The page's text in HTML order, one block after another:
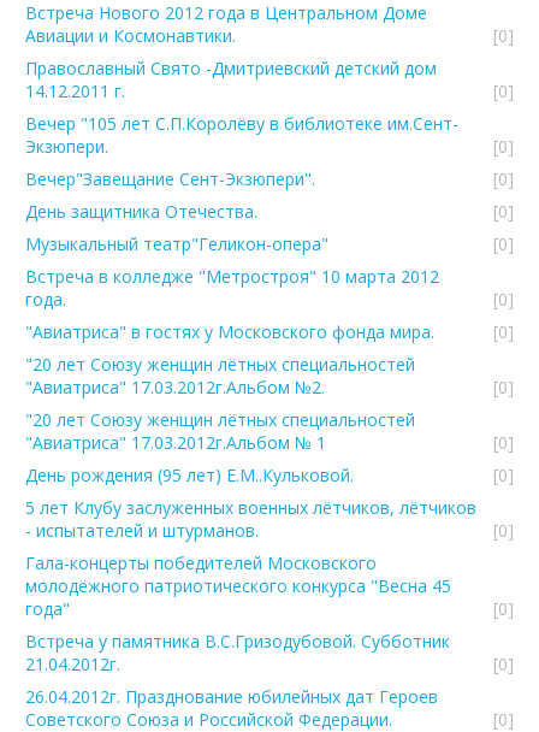
Встреча Нового 2012 года в Центральном Доме
Авиации и Космонавтики.
[0]
Православный Свято -Дмитриевский детский дом
14.12.2011 г.
[0]
Вечер "105 лет С.П.Королёву в библиотеке им.Сент-
Экзюпери.
[0]
Вечер"Завещание Сент-Экзюпери".
[0]
День защитника Отечества.
[0]
Музыкальный театр"Геликон-опера"
[0]
Встреча в колледже "Метростроя" 10 марта 2012
года.
[0]
"Авиатриса" в гостях у Московского фонда мира.
[0]
"20 лет Союзу женщин лётных специальностей
"Авиатриса" 17.03.2012г.Альбом №2.
[0]
"20 лет Союзу женщин лётных специальностей
"Авиатриса" 17.03.2012г.Альбом № 1
[0]
День рождения (95 лет) Е.М..Кульковой.
[0]
5 лет Клубу заслуженных военных лётчиков, лётчиков
- испытателей и штурманов.
[0]
Гала-концерты победителей Московского
молодёжного патриотического конкурса "Весна 45
года"
[0]
Встреча у памятника В.С.Гризодубовой. Субботник
21.04.2012г.
[0]
26.04.2012г. Празднование юбилейных дат Героев
Советского Союза и Российской Федерации.
[0]